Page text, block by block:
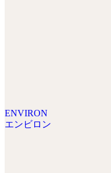
ENVIRON
エンビロン